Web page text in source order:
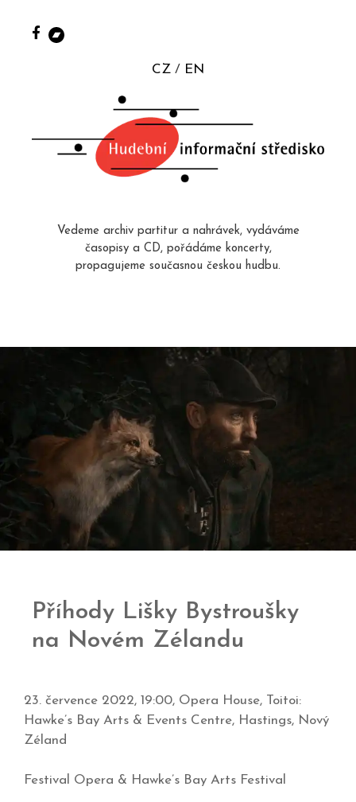
CZ EN
Vedeme archiv partitur a nahrávek, vydáváme
časopisy a CD, pořádáme koncerty,
propagujeme současnou českou hudbu.
Příhody Lišky Bystroušky
na Novém Zélandu
23. července 2022, 19:00, Opera House, Toitoi:
Hawke’s Bay Arts & Events Centre, Hastings, Nový
Zéland
Festival Opera & Hawke’s Bay Arts Festival